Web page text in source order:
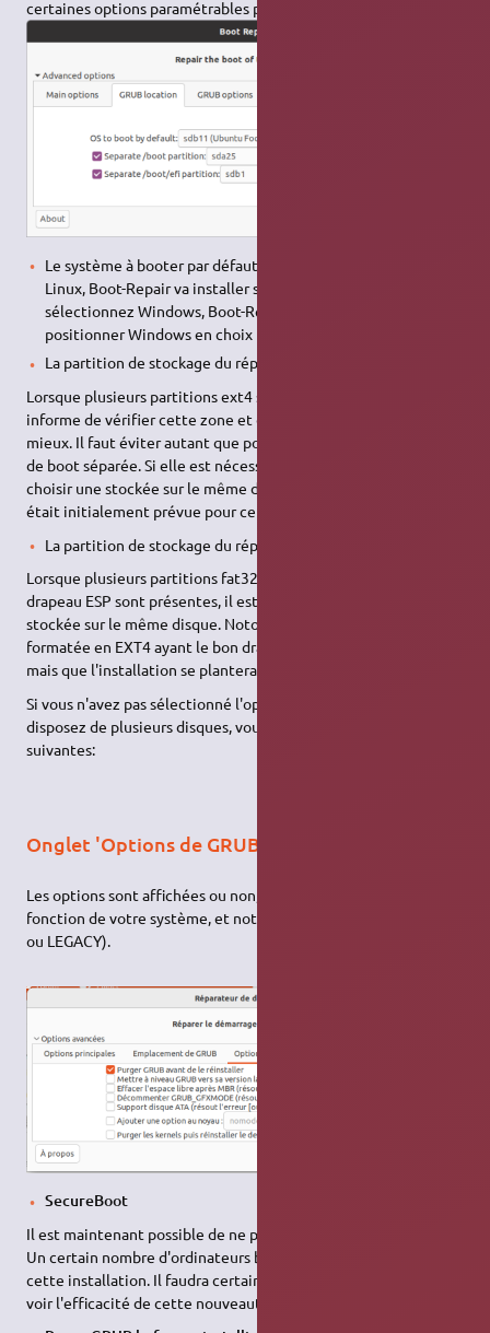
certaines options paramétrables par menu déroulant.
Le système à booter par défaut. Si vous sélectionnez un
Linux, Boot-Repair va installer son GRUB. Si vous
sélectionnez Windows, Boot-Repair va installer GRUB et
positionner Windows en choix par défaut.
La partition de stockage du répertoire boot
Lorsque plusieurs partitions ext4 sont présentes, boot-repair
informe de vérifier cette zone et de choisir ce qui convient le
mieux. Il faut éviter autant que possible d'avoir une partition
de boot séparée. Si elle est nécessaire, il est préférable d'en
choisir une stockée sur le même disque. Si possible, celle qui
était initialement prévue pour cet O.S.
La partition de stockage du répertoire boot EFI
Lorsque plusieurs partitions fat32 ou autres partitions ayant le
drapeau ESP sont présentes, il est préférable d'en choisir une
stockée sur le même disque. Notons que les partitions
formatée en EXT4 ayant le bon drapeau sont sélectionnables
mais que l'installation se plantera.
Si vous n'avez pas sélectionné l'option /boot/efi et que vous
disposez de plusieurs disques, vous verrez les options
suivantes:
Onglet 'Options de GRUB'
Les options sont affichées ou non, sélectionnables ou pas, en
fonction de votre système, et notamment la nature du bios (EFI
ou LEGACY).
SecureBoot
Il est maintenant possible de ne pas installer un boot securisé.
Un certain nombre d'ordinateurs bloquaient au moment de
cette installation. Il faudra certainement un peu de recul pour
voir l'efficacité de cette nouveauté.